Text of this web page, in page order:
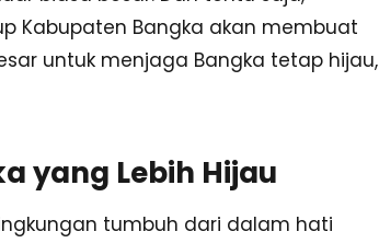
Kabupaten Bangka akan membuat
untuk menjaga Bangka tetap hijau,
yang Lebih Hijau
tumbuh dari dalam hati